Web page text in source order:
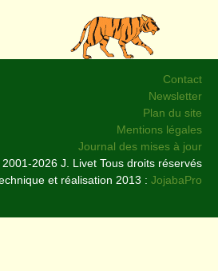
Contact
Newsletter
Plan du site
Mentions légales
Journal des mises à jour
2026 J. Livet Tous droits réservés
et réalisation 2013 : JojabaPro